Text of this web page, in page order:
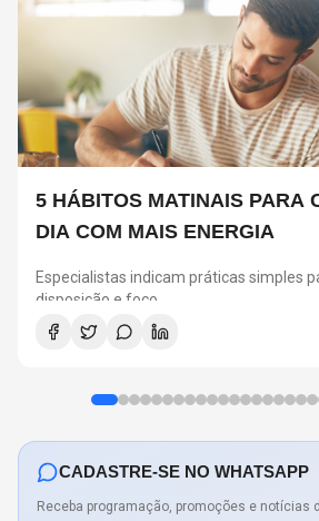
5 HÁBITOS MATINAIS PARA
DIA COM MAIS ENERGIA
Especialistas indicam práticas simples
disposição e foco
CADASTRE-SE NO WHATSAPP
Receba programação, promoções e notícias